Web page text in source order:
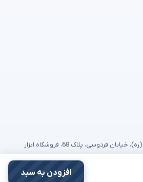
افزودن به سبد
تهران، میدان امام خمینی (ره)، خیابان فردوسی، پلاک 68، فروشگاه ابزار